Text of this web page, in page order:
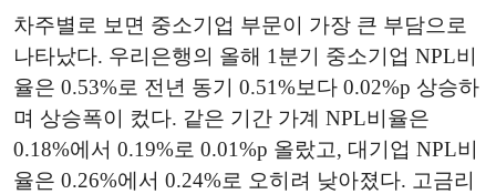
차주별로 보면 중소기업 부문이 가장 큰 부담으로
나타났다. 우리은행의 올해 1분기 중소기업 NPL비
율은 0.53%로 전년 동기 0.51%보다 0.02%p 상승하
며 상승폭이 컸다. 같은 기간 가계 NPL비율은
0.18%에서 0.19%로 0.01%p 올랐고, 대기업 NPL비
율은 0.26%에서 0.24%로 오히려 낮아졌다. 고금리